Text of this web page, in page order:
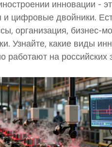
инновации -
и цифровые двойники.
организация, бизнес-
Узнайте, какие виды
работают на российских